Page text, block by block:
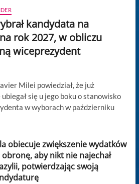
kandydata na
rok 2027, w obliczu
wiceprezydent
Milei powiedział, że już
się u jego boku o stanowisko
w wyborach w październiku
obiecuje zwiększenie wydatków
obronę, aby nikt nie najechał
potwierdzając swoją